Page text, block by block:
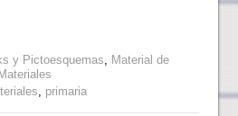
y Pictoesquemas, Material de
Materiales
, primaria